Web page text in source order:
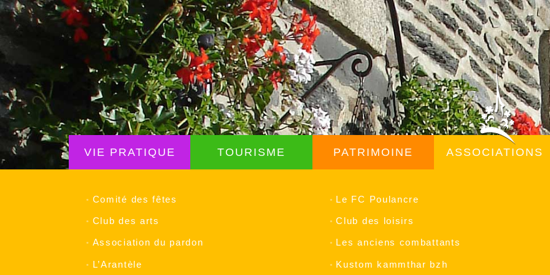
Aller
contenu
VIE PRATIQUE TOURISME PATRIMOINE ASSOCIATIONS
Comité des fêtes Le FC Poulancre
Club des arts Club des loisirs
Association du pardon Les anciens combattants
L’Arantèle Kustom kammthar bzh